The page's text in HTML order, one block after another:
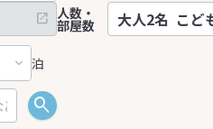
泊
人数・
部屋数